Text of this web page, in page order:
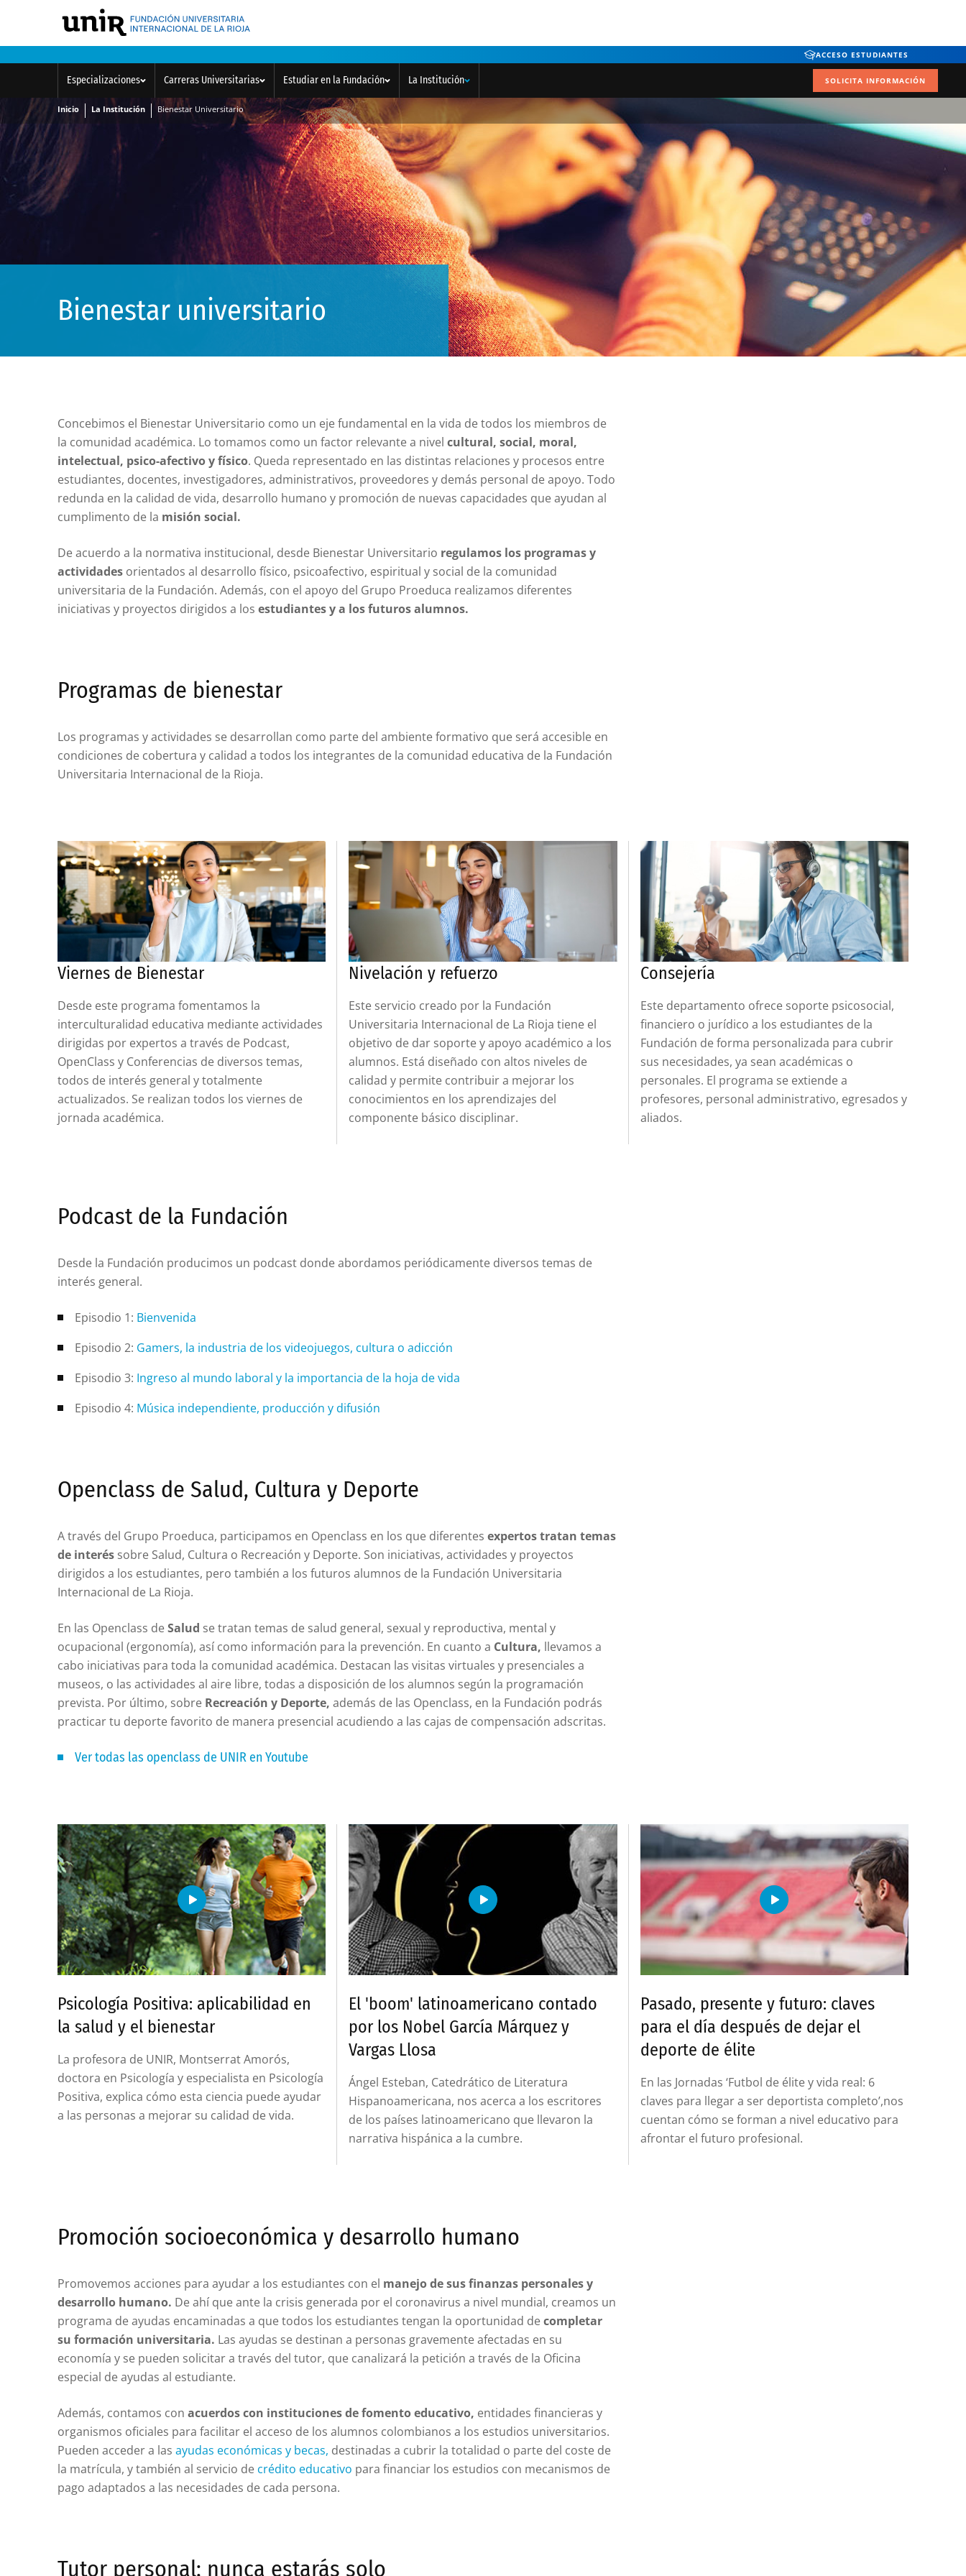
ACCESO ESTUDIANTES
SOLICITA INFORMACIÓN
Especializaciones Carreras Universitarias Estudiar en la Fundación La Institución
Inicio La Institución Bienestar Universitario
Bienestar universitario
Concebimos el Bienestar Universitario como un eje fundamental en la vida de todos los miembros de
la comunidad académica. Lo tomamos como un factor relevante a nivel cultural, social, moral,
intelectual, psico-afectivo y físico. Queda representado en las distintas relaciones y procesos entre
estudiantes, docentes, investigadores, administrativos, proveedores y demás personal de apoyo. Todo
redunda en la calidad de vida, desarrollo humano y promoción de nuevas capacidades que ayudan al
cumplimento de la misión social.
De acuerdo a la normativa institucional, desde Bienestar Universitario regulamos los programas y
actividades orientados al desarrollo físico, psicoafectivo, espiritual y social de la comunidad
universitaria de la Fundación. Además, con el apoyo del Grupo Proeduca realizamos diferentes
iniciativas y proyectos dirigidos a los estudiantes y a los futuros alumnos.
Programas de bienestar
Los programas y actividades se desarrollan como parte del ambiente formativo que será accesible en
condiciones de cobertura y calidad a todos los integrantes de la comunidad educativa de la Fundación
Universitaria Internacional de la Rioja.
Viernes de Bienestar
Desde este programa fomentamos la
interculturalidad educativa mediante actividades
dirigidas por expertos a través de Podcast,
OpenClass y Conferencias de diversos temas,
todos de interés general y totalmente
actualizados. Se realizan todos los viernes de
jornada académica.
Nivelación y refuerzo
Este servicio creado por la Fundación
Universitaria Internacional de La Rioja tiene el
objetivo de dar soporte y apoyo académico a los
alumnos. Está diseñado con altos niveles de
calidad y permite contribuir a mejorar los
conocimientos en los aprendizajes del
componente básico disciplinar.
Consejería
Este departamento ofrece soporte psicosocial,
financiero o jurídico a los estudiantes de la
Fundación de forma personalizada para cubrir
sus necesidades, ya sean académicas o
personales. El programa se extiende a
profesores, personal administrativo, egresados y
aliados.
Podcast de la Fundación
Desde la Fundación producimos un podcast donde abordamos periódicamente diversos temas de
interés general.
Episodio 1: Bienvenida
Episodio 2: Gamers, la industria de los videojuegos, cultura o adicción
Episodio 3: Ingreso al mundo laboral y la importancia de la hoja de vida
Episodio 4: Música independiente, producción y difusión
Openclass de Salud, Cultura y Deporte
A través del Grupo Proeduca, participamos en Openclass en los que diferentes expertos tratan temas
de interés sobre Salud, Cultura o Recreación y Deporte. Son iniciativas, actividades y proyectos
dirigidos a los estudiantes, pero también a los futuros alumnos de la Fundación Universitaria
Internacional de La Rioja.
En las Openclass deSalud se tratan temas de salud general, sexual y reproductiva, mental y
ocupacional (ergonomía), así como información para la prevención. En cuanto a Cultura, llevamos a
cabo iniciativas para toda la comunidad académica. Destacan las visitas virtuales y presenciales a
museos, o las actividades al aire libre, todas a disposición de los alumnos según la programación
prevista. Por último, sobre Recreación y Deporte, además de las Openclass, en la Fundación podrás
practicar tu deporte favorito de manera presencial acudiendo a las cajas de compensación adscritas.
Ver todas las openclass de UNIR en Youtube
Psicología Positiva: aplicabilidad en
la salud y el bienestar
La profesora de UNIR, Montserrat Amorós,
doctora en Psicología y especialista en Psicología
Positiva, explica cómo esta ciencia puede ayudar
a las personas a mejorar su calidad de vida.
El 'boom' latinoamericano contado
por los Nobel García Márquez y
Vargas Llosa
Ángel Esteban, Catedrático de Literatura
Hispanoamericana, nos acerca a los escritores
de los países latinoamericano que llevaron la
narrativa hispánica a la cumbre.
Pasado, presente y futuro: claves
para el día después de dejar el
deporte de élite
En las Jornadas ‘Futbol de élite y vida real: 6
claves para llegar a ser deportista completo’,nos
cuentan cómo se forman a nivel educativo para
afrontar el futuro profesional.
Promoción socioeconómica y desarrollo humano
Promovemos acciones para ayudar a los estudiantes con el manejo de sus finanzas personales y
desarrollo humano. De ahí que ante la crisis generada por el coronavirus a nivel mundial, creamos un
programa de ayudas encaminadas a que todos los estudiantes tengan la oportunidad decompletar
su formación universitaria. Las ayudas se destinan a personas gravemente afectadas en su
economía y se pueden solicitar a través del tutor, que canalizará la petición a través de la Oficina
especial de ayudas al estudiante.
Además, contamos con acuerdos con instituciones de fomento educativo, entidades financieras y
organismos oficiales para facilitar el acceso de los alumnos colombianos a los estudios universitarios.
Pueden acceder a las ayudas económicas y becas, destinadas a cubrir la totalidad o parte del coste de
la matrícula, y también al servicio de crédito educativo para financiar los estudios con mecanismos de
pago adaptados a las necesidades de cada persona.
Tutor personal: nunca estarás solo